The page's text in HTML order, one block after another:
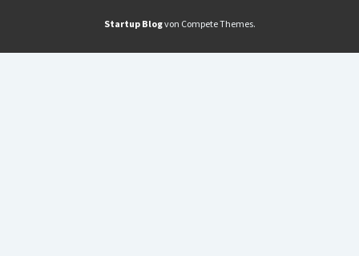
Startup Blogvon Compete Themes.